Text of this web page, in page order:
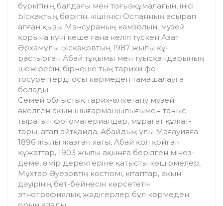
бүркітінің балдағы мен тоғызқұмалағын, інісі
Ысқақтың бөрігін, кіші інісі Оспанның асырап
алған қызы Мансураның камзолын, музей
қорына күні кеше ғана келіп түскен Азат
Әрхамұлы Ысқақовтың 1987 жылы құ­
растырған Абай тұқымы мен туысқан­да­рының
шежіресін, бірнеше тың тарихи фо­
тосуреттерді осы көрмеден тамашалауға
болады.
Семей облыстық тарих-өлкетану музейі
әкелген ақын шығармашылығымен таныс­
тыратын фотоматериалдар, мұрағат құжат­
тары, атап айтқанда, Абайдың ұлы Маға­уия­ға
1896 жылы жазған хаты, Абай қол қойған
құжаттар, 1903 жылы ақынға берілген мі­нез­
деме, өмір деректеріне қатысты кө­шір­мелер,
Мұхтар Әуезовтің костюмі, кітаптар, ақын
дәуірінің бет-бейнесін көрсететін
этнографиялық жәдігерлер бұл көрмеден